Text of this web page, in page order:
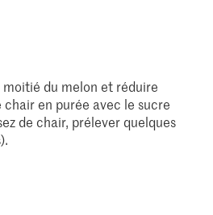
du melon et réduire
en purée avec le sucre
de chair, prélever quelques